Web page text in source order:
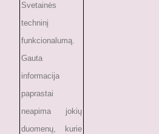
Svetainės
techninį
funkcionalumą.
Gauta
informacija
paprastai
neapima jokių
duomenų, kurie